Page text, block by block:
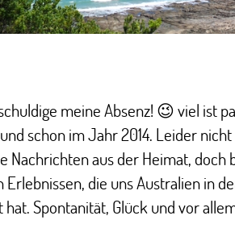
meine Absenz! 😉 viel ist
schon im Jahr 2014. Leider
Nachrichten aus der Heimat, doch
Erlebnissen, die uns Australien in
Spontanität, Glück und vor